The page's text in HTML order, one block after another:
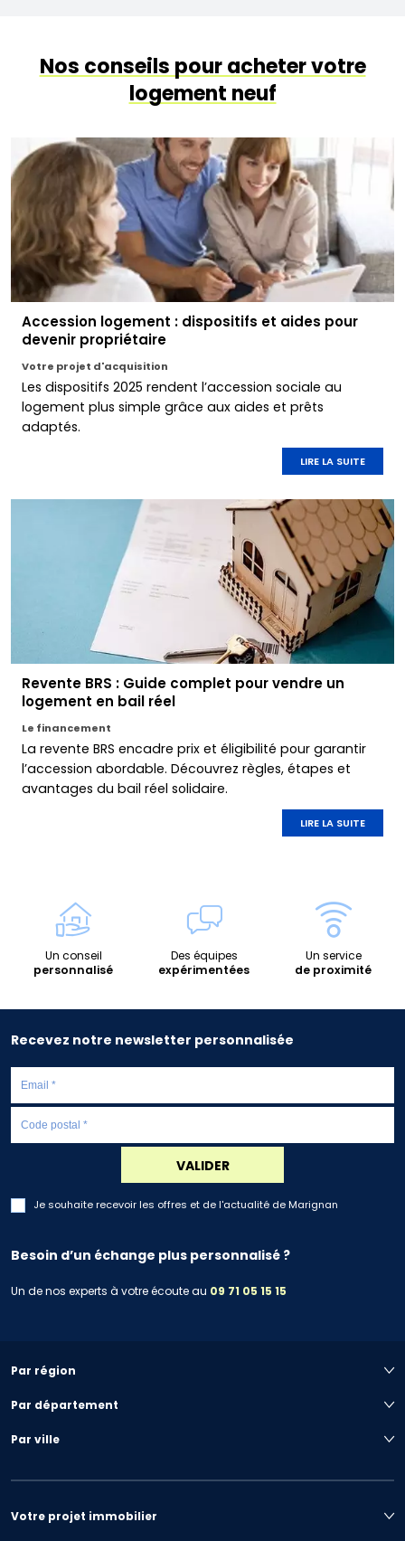
Nos conseils pour acheter votre
logement neuf
Accession logement : dispositifs et aides pour
devenir propriétaire
Votre projet d'acquisition
Les dispositifs 2025 rendent l’accession sociale au
logement plus simple grâce aux aides et prêts
adaptés.
LIRE LA SUITE
Revente BRS : Guide complet pour vendre un
logement en bail réel
Le financement
La revente BRS encadre prix et éligibilité pour garantir
l’accession abordable. Découvrez règles, étapes et
avantages du bail réel solidaire.
LIRE LA SUITE
Un conseil
personnalisé
Des équipes
expérimentées
Un service
de proximité
Recevez notre newsletter personnalisée
VALIDER
Je souhaite recevoir les offres et de l'actualité de Marignan
Besoin d’un échange plus personnalisé ?
Un de nos experts à votre écoute au 09 71 05 15 15
Par région
Par département
Par ville
Votre projet immobilier